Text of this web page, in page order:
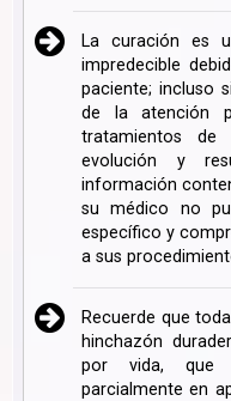
La curación es
impredecible
paciente; incluso
de la atención
tratamientos de
evolución y
información
su médico no
específico y
a sus
Recuerde que
hinchazón
por vida, que
parcialmente en